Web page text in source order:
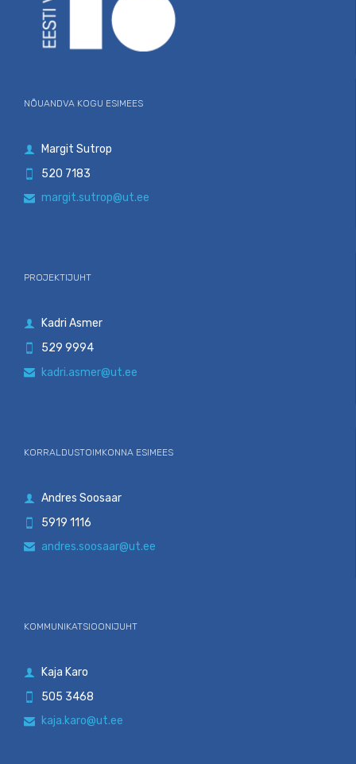
NÕUANDVA KOGU ESIMEES
 Margit Sutrop
 520 7183
 margit.sutrop@ut.ee
PROJEKTIJUHT
 Kadri Asmer
529 9994
 kadri.asmer@ut.ee
KORRALDUSTOIMKONNA ESIMEES
 Andres Soosaar
 5919 1116
 andres.soosaar@ut.ee
KOMMUNIKATSIOONIJUHT
 Kaja Karo
505 3468
 kaja.karo@ut.ee